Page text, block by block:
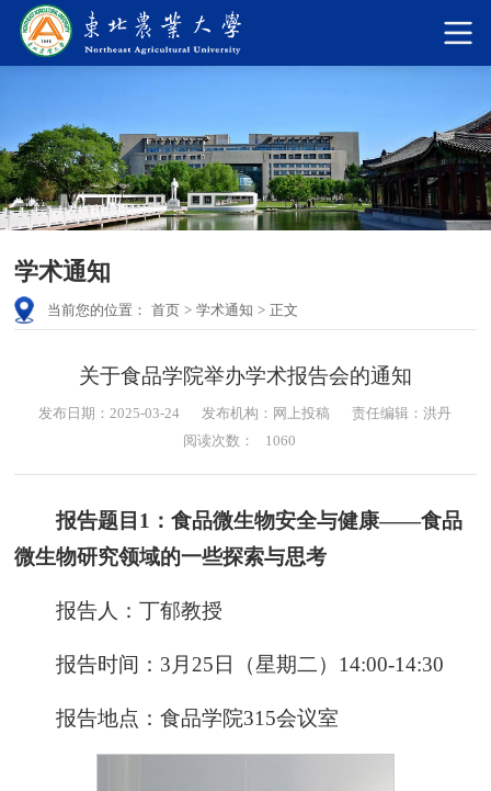
学术通知
当前您的位置： 首页 > 学术通知 > 正文
关于食品学院举办学术报告会的通知
发布日期：2025-03-24 发布机构：网上投稿
责任编辑：洪丹
阅读次数：
1060
报告题目1：食品微生物安全与健康——食品
微生物研究领域的一些探索与思考
报告人：丁郁教授
报告时间：3月25日（星期二）14:00-14:30
报告地点：食品学院315会议室